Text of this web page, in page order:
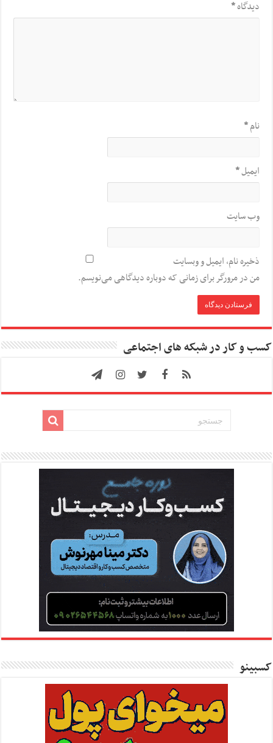
دیدگاه*
نام*
ایمیل*
وب‌ سایت
ذخیره نام، ایمیل و وبسایت
من در مرورگر برای زمانی که دوباره دیدگاهی می‌نویسم.
کسب و کار در شبکه های اجتماعی
کسبینو